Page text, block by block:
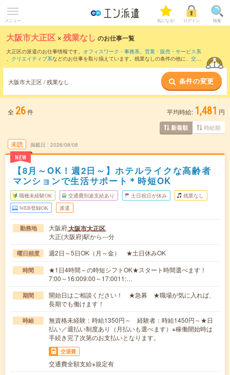
メニュー 気になる! ログイン 検索
大阪市大正区 ×残業なし のお仕事一覧
大正区の派遣のお仕事情報です。 オフィスワーク・事務系、 営業・販売・サービス系
、 クリエイティブ系などのお仕事を取り揃えています。残業なしの条件の他に、 交通
大阪市大正区 / 残業なし 条件の変更
全 26件 平均時給: 1,481 円
新着順 時給順
未読
NEW
掲載日 2026/08/08
【8月～OK！週2日～】ホテルライクな高齢者
マンションで生活サポート＊時短OK
職種未経験OK 交通費別途支給あり 土日祝日が休み 残業なし
WEB登録OK 派遣
勤務地 大阪府大阪市大正区
大正(大阪府)駅から---分
曜日頻度 週2日～5日OK（月～金） ★土日休みOK
時間
★1日4時間～の時短シフトOK★スタート時間選べます！
7:00～16:009:00～17:0011:…
期間
開始日はご相談ください！ ★急募 ★職場が気に入れば、
長期でも働けます！
時給
無資格未経験：時給1350円～ 経験者：時給1450円～★日
払い／週払い制度あり（月払いも選べます）※稼働開始時は
手続き完了次第のお支払いとなります。
交通費
交通費全額支給※規定有